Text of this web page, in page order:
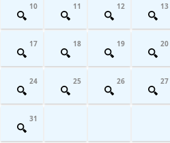
10 11 12 13
17 18 19 20
24 25 26 27
31